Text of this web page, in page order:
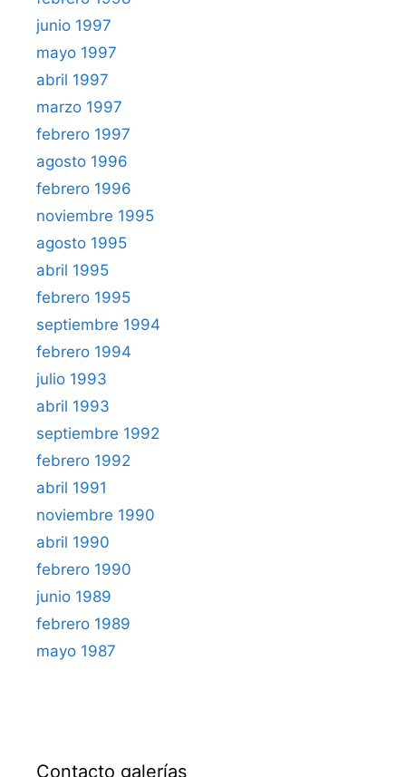
junio 1997
mayo 1997
abril 1997
marzo 1997
febrero 1997
agosto 1996
febrero 1996
noviembre 1995
agosto 1995
abril 1995
febrero 1995
septiembre 1994
febrero 1994
julio 1993
abril 1993
septiembre 1992
febrero 1992
abril 1991
noviembre 1990
abril 1990
febrero 1990
junio 1989
febrero 1989
mayo 1987
Contacto galerías